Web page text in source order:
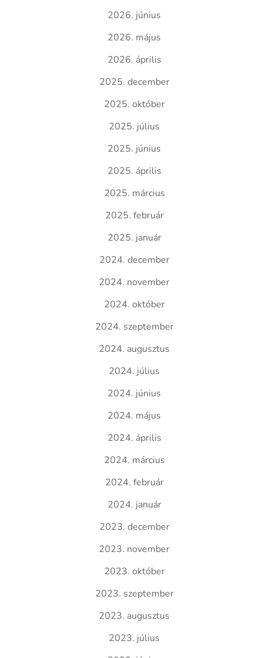
2026. június
2026. május
2026. április
2025. december
2025. október
2025. július
2025. június
2025. április
2025. március
2025. február
2025. január
2024. december
2024. november
2024. október
2024. szeptember
2024. augusztus
2024. július
2024. június
2024. május
2024. április
2024. március
2024. február
2024. január
2023. december
2023. november
2023. október
2023. szeptember
2023. augusztus
2023. július